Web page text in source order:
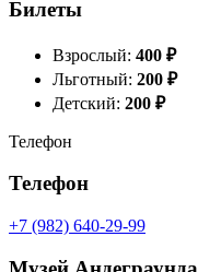
Билеты
Взрослый: 400 ₽
Льготный: 200 ₽
Детский: 200 ₽
Телефон
Телефон
+7 (982) 640-29-99